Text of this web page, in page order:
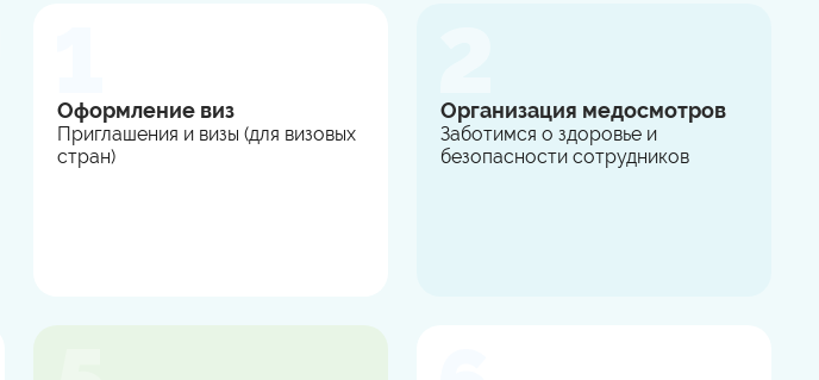
Оформление виз
Приглашения и визы (для визовых
стран)
Организация медосмотров
Заботимся о здоровье и
безопасности сотрудников